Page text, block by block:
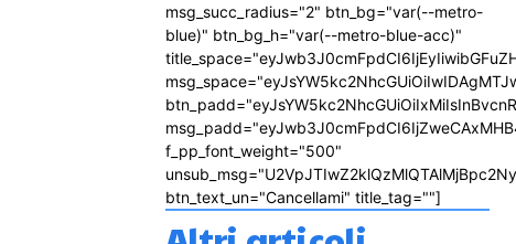
msg_succ_radius="2" btn_bg="var(--metro-
blue)" btn_bg_h="var(--metro-blue-acc)"
f_pp_font_weight="500"
btn_text_un="Cancellami" title_tag=""]